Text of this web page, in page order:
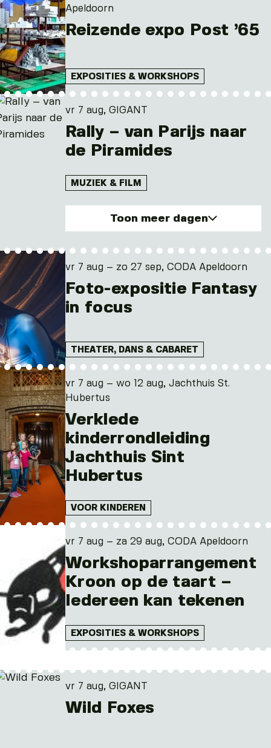
ma. 10 aug 2026
vr. 14 aug 2026
Apeldoorn
Reizende expo Post ’65
EXPOSITIES & WORKSHOPS
vr 7 aug, GIGANT
Rally – van Parijs naar
de Piramides
MUZIEK & FILM
Toon meer dagen
vr. 7 aug 2026
di. 18 aug 2026
vr. 21 aug 2026
vr 7 aug – zo 27 sep, CODA Apeldoorn
Foto-expositie Fantasy
in focus
THEATER, DANS & CABARET
vr 7 aug – wo 12 aug, Jachthuis St.
Hubertus
Verklede
kinderrondleiding
Jachthuis Sint
Hubertus
VOOR KINDEREN
vr 7 aug – za 29 aug, CODA Apeldoorn
Workshoparrangement
Kroon op de taart –
Iedereen kan tekenen
EXPOSITIES & WORKSHOPS
vr 7 aug, GIGANT
Wild Foxes